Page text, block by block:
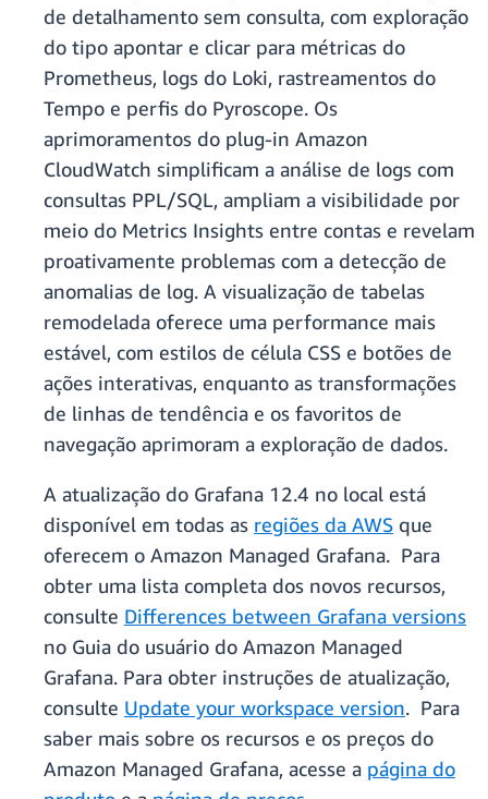
de detalhamento sem consulta, com exploração
do tipo apontar e clicar para métricas do
Prometheus, logs do Loki, rastreamentos do
Tempo e perfis do Pyroscope. Os
aprimoramentos do plug-in Amazon
CloudWatch simplificam a análise de logs com
consultas PPL/SQL, ampliam a visibilidade por
meio do Metrics Insights entre contas e revelam
proativamente problemas com a detecção de
anomalias de log. A visualização de tabelas
remodelada oferece uma performance mais
estável, com estilos de célula CSS e botões de
ações interativas, enquanto as transformações
de linhas de tendência e os favoritos de
navegação aprimoram a exploração de dados.
A atualização do Grafana 12.4 no local está
disponível em todas as regiões da AWS que
oferecem o Amazon Managed Grafana. Para
obter uma lista completa dos novos recursos,
consulte Differences between Grafana versions
no Guia do usuário do Amazon Managed
Grafana. Para obter instruções de atualização,
consulte Update your workspace version. Para
saber mais sobre os recursos e os preços do
Amazon Managed Grafana, acesse a página do